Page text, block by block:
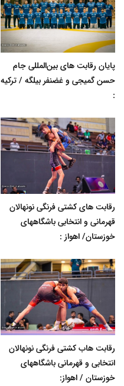
پایان رقابت های بین‌المللی جام
حسن گمیجی و غضنفر بیلگه / ترکیه
:
رقابت های کشتی فرنگی نونهالان
قهرمانی و انتخابی باشگاههای
خوزستان/ اهواز :
رقابت هاب کشتی فرنگی نونهالان
انتخابی و قهرمانی باشگاههای
خوزستان / اهواز: